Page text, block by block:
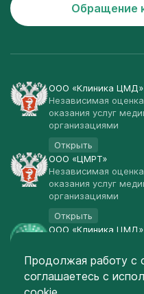
Обращение
ООО «Клиника ЦМД»
Независимая
оказания услуг
организациями
Открыть
ООО «ЦМРТ»
Независимая
оказания услуг
организациями
Открыть
ООО «Клиника ЦМД»
Открыть
© Клиника ЦМД 2003-2026
Продолжая работу с
соглашаетесь с